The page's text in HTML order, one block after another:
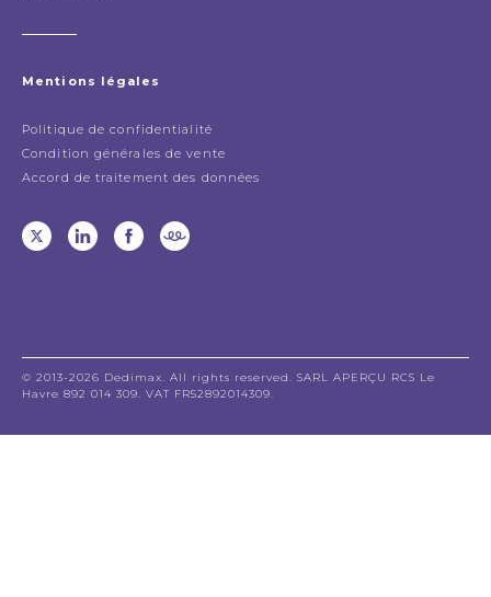
Mentions légales
Politique de confidentialité
Condition générales de vente
Accord de traitement des données
© 2013-2026 Dedimax. All rights reserved. SARL APERÇU RCS Le
Havre 892 014 309. VAT FR52892014309.